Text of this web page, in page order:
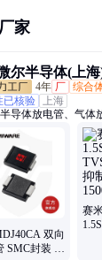
家
尔半导体(上海
4年 厂 综合
已核验
上海
半导体放电管、气体
压二极管、肖特基二
双向
SMC封装 瞬
赛